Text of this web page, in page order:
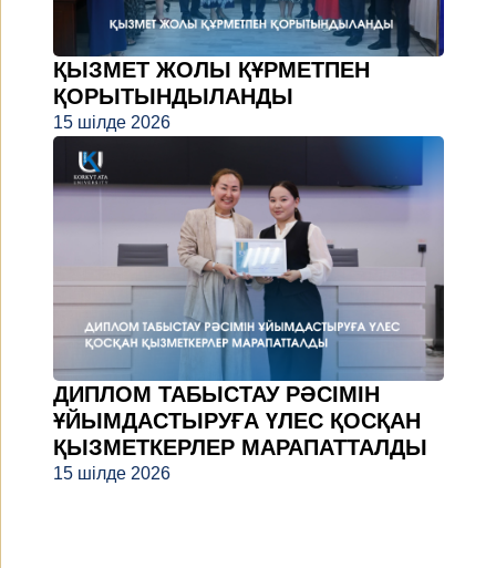
ҚЫЗМЕТ ЖОЛЫ ҚҰРМЕТПЕН
ҚОРЫТЫНДЫЛАНДЫ
15 шілде 2026
ДИПЛОМ ТАБЫСТАУ РӘСІМІН
ҰЙЫМДАСТЫРУҒА ҮЛЕС ҚОСҚАН
ҚЫЗМЕТКЕРЛЕР МАРАПАТТАЛДЫ
15 шілде 2026